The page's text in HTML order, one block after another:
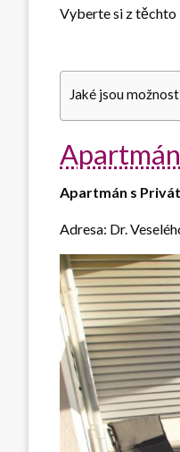
Vyberte si z
Jaké jsou
Apartmán s
Adresa: Dr.